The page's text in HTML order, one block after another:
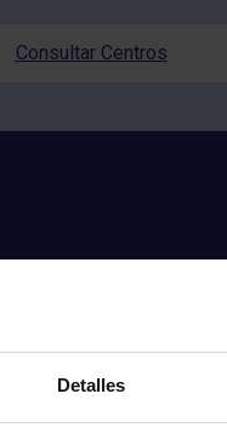
Detalles
Consultar Centros